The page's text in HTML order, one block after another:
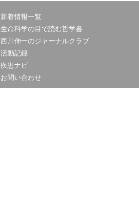
新着情報一覧
生命科学の目で読む哲学書
西川伸一のジャーナルクラブ
活動記録
疾患ナビ
お問い合わせ